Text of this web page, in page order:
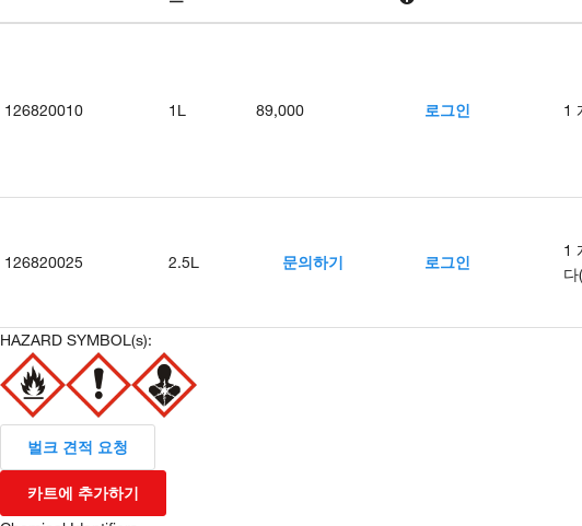
126820010 1L 89,000 로그인 1
126820025 2.5L 문의하기 로그인
1
HAZARD SYMBOL(s):
벌크 견적 요청
카트에 추가하기